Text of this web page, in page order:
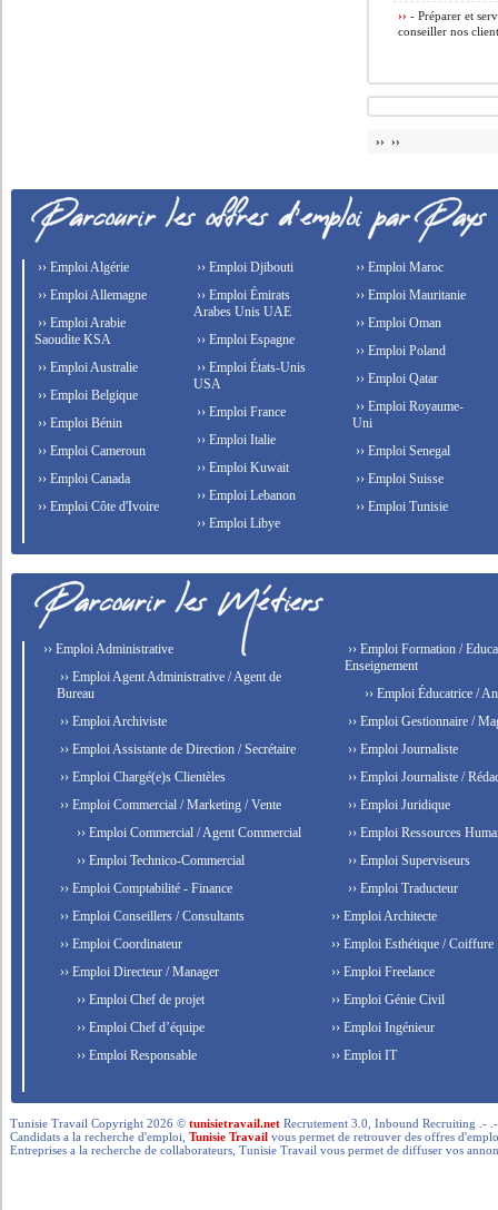
›› - Préparer et
conseiller nos
›› ››
›› Emploi Algérie
›› Emploi Allemagne
›› Emploi Arabie
Saoudite KSA
›› Emploi Australie
›› Emploi Belgique
›› Emploi Bénin
›› Emploi Cameroun
›› Emploi Canada
›› Emploi Côte d'Ivoire
›› Emploi Djibouti
›› Emploi Émirats
Arabes Unis UAE
›› Emploi Espagne
›› Emploi États-Unis
USA
›› Emploi France
›› Emploi Italie
›› Emploi Kuwait
›› Emploi Lebanon
›› Emploi Libye
›› Emploi Maroc
›› Emploi Mauritanie
›› Emploi Oman
›› Emploi Poland
›› Emploi Qatar
›› Emploi Royaume-
Uni
›› Emploi Senegal
›› Emploi Suisse
›› Emploi Tunisie
›› Emploi Administrative
›› Emploi Agent Administrative / Agent de
Bureau
›› Emploi Archiviste
›› Emploi Assistante de Direction / Secrétaire
›› Emploi Chargé(e)s Clientèles
›› Emploi Commercial / Marketing / Vente
›› Emploi Commercial / Agent Commercial
›› Emploi Technico-Commercial
›› Emploi Comptabilité - Finance
›› Emploi Conseillers / Consultants
›› Emploi Coordinateur
›› Emploi Directeur / Manager
›› Emploi Chef de projet
›› Emploi Chef d’équipe
›› Emploi Responsable
›› Emploi Formation /
Enseignement
›› Emploi Éducatrice /
›› Emploi Gestionnaire /
›› Emploi Journaliste
›› Emploi Journaliste /
›› Emploi Juridique
›› Emploi Ressources
›› Emploi Superviseurs
›› Emploi Traducteur
›› Emploi Architecte
›› Emploi Esthétique / Coiffure
›› Emploi Freelance
›› Emploi Génie Civil
›› Emploi Ingénieur
›› Emploi IT
Tunisie Travail Copyright 2026 ©tunisietravail.net Recrutement 3.0, Inbound Recruiting .-
Candidats a la recherche d'emploi,Tunisie Travail vous permet de retrouver des offres
Entreprises a la recherche de collaborateurs, Tunisie Travail vous permet de diffuser vos